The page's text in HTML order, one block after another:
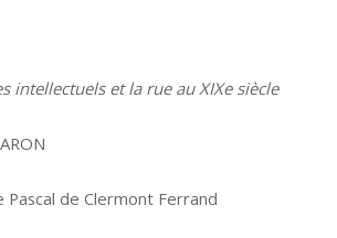
intellectuels et la rue au XIXe siècle
Pascal de Clermont Ferrand